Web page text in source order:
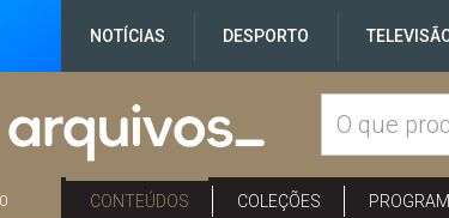
NOTÍCIAS DESPORTO
CONTEÚDOS COLEÇÕES